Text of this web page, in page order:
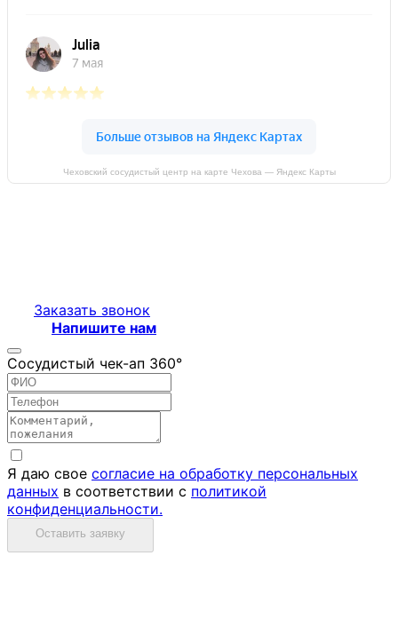
Чеховский сосудистый центр на карте Чехова — Яндекс Карты
Заказать звонок
Напишите нам
Сосудистый чек-ап 360°
Я даю свое согласие на обработку персональных
данных в соответствии с политикой
конфиденциальности.
Оставить заявку